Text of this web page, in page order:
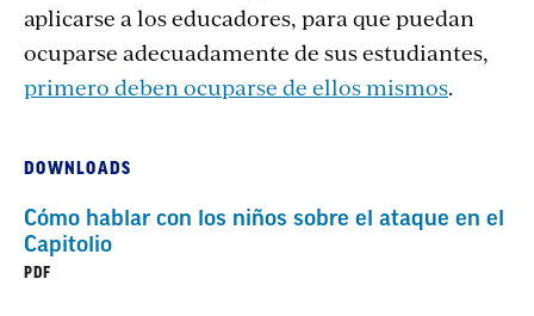
aplicarse a los educadores, para que puedan
ocuparse adecuadamente de sus estudiantes,
primero deben ocuparse de ellos mismos.
DOWNLOADS
Cómo hablar con los niños sobre el ataque en el
Capitolio
PDF